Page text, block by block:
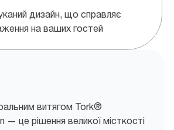
дизайн, що справляє
на ваших гостей
витягом Tork®
— це рішення великої місткості